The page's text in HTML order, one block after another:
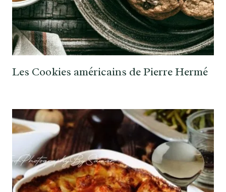
Les Cookies américains de Pierre Hermé